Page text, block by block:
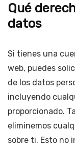
Qué
datos
Si tienes una
web, puedes
de los datos
incluyendo
proporcionado.
eliminemos
sobre ti. Esto no